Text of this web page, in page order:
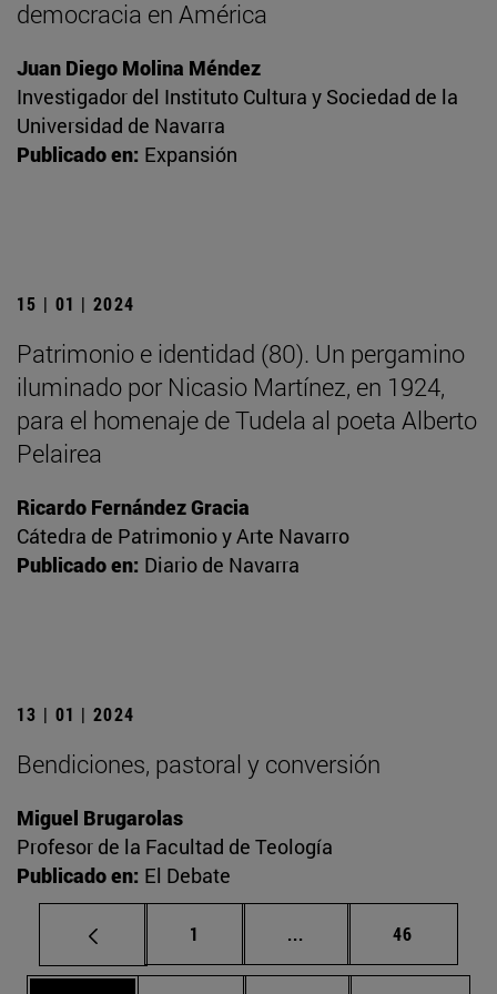
democracia en América
Juan Diego Molina Méndez
Investigador del Instituto Cultura y Sociedad de la
Universidad de Navarra
Publicado en: Expansión
15 | 01 | 2024
Patrimonio e identidad (80). Un pergamino
iluminado por Nicasio Martínez, en 1924,
para el homenaje de Tudela al poeta Alberto
Pelairea
Ricardo Fernández Gracia
Cátedra de Patrimonio y Arte Navarro
Publicado en: Diario de Navarra
13 | 01 | 2024
Bendiciones, pastoral y conversión
Miguel Brugarolas
Profesor de la Facultad de Teología
Publicado en: El Debate
Página
1 ... Páginas intermedias
Página
46